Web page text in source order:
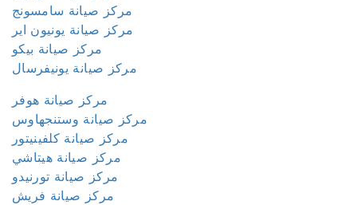
مركز صيانة سامسونج
مركز صيانة يونيون اير
مركز صيانة بيكو
مركز صيانة يونيفرسال
مركز صيانة هوفر
مركز صيانة وستنجهاوس
مركز صيانة كلفينيتور
مركز صيانة هيتاشي
مركز صيانة تورنيدو
مركز صيانة فريش